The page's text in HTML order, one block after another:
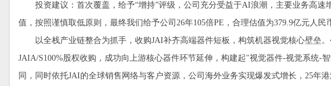
投资建议：首次覆盖，给予“增持”评级，公司充分受益于AI浪潮，主要业务高速增
值，按照谨慎取低原则，最终我们给予公司26年105倍PE，合理估值为379.9亿元人民
以全栈产业链整合为抓手，收购JAI补齐高端器件短板，构筑机器视觉核心壁垒。
JAIA/S100%股权收购，成功向上游核心器件环节延伸，构建起"视觉器件-视觉系统
同，同时依托JAI的全球销售网络与客户资源，公司海外业务实现爆发式增长，25年